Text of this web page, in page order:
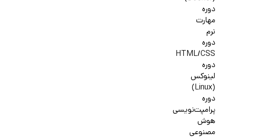
دوره
مهارت
نرم
دوره
HTML/CSS
دوره
لینوکس
(Linux)
دوره
پرامپت‌نویسی
هوش
مصنوعی